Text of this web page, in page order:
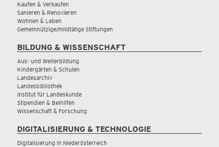
Kaufen & Verkaufen
Sanieren & Renovieren
Wohnen & Leben
Gemeinnützige/mildtätige Stiftungen
BILDUNG & WISSENSCHAFT
Aus- und Weiterbildung
Kindergärten & Schulen
Landesarchiv
Landesbibliothek
Institut für Landeskunde
Stipendien & Beihilfen
Wissenschaft & Forschung
DIGITALISIERUNG & TECHNOLOGIE
Digitalisierung in Niederösterreich